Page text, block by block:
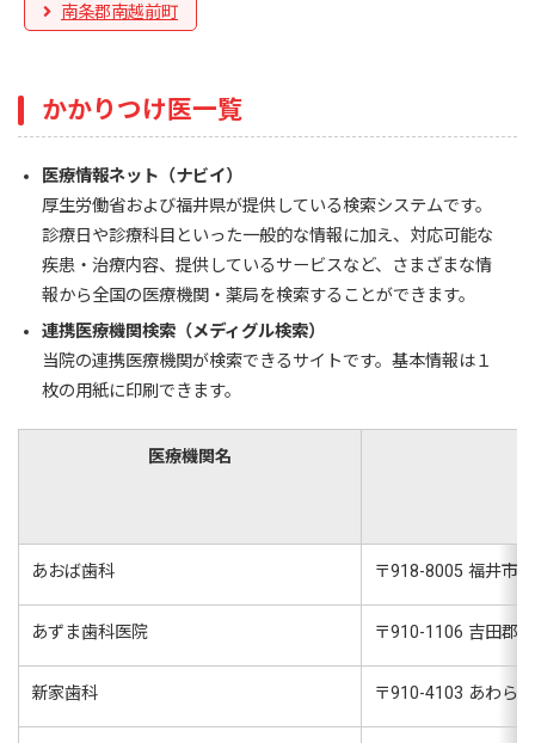
南条郡南越前町
かかりつけ医一覧
医療情報ネット（ナビイ）
厚生労働省および福井県が提供している検索システムです。
診療日や診療科目といった一般的な情報に加え、対応可能な
疾患・治療内容、提供しているサービスなど、さまざまな情
報から全国の医療機関・薬局を検索することができます。
連携医療機関検索（メディグル検索）
当院の連携医療機関が検索できるサイトです。基本情報は１
枚の用紙に印刷できます。
医療機関名
あおば歯科 〒918-8005 福井市
あずま歯科医院 〒910-1106 吉田郡
新家歯科 〒910-4103 あわら